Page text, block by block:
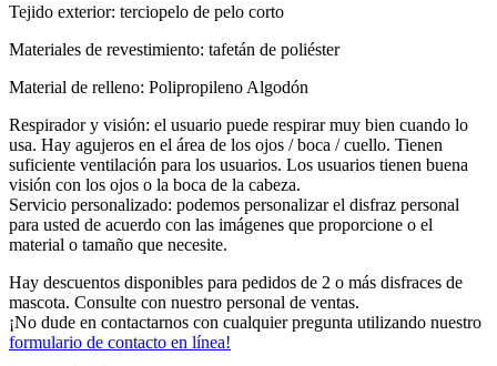
Tejido exterior: terciopelo de pelo corto
Materiales de revestimiento: tafetán de poliéster
Material de relleno: Polipropileno Algodón
Respirador y visión: el usuario puede respirar muy bien cuando lo
usa. Hay agujeros en el área de los ojos / boca / cuello. Tienen
suficiente ventilación para los usuarios. Los usuarios tienen buena
visión con los ojos o la boca de la cabeza.
Servicio personalizado: podemos personalizar el disfraz personal
para usted de acuerdo con las imágenes que proporcione o el
material o tamaño que necesite.
Hay descuentos disponibles para pedidos de 2 o más disfraces de
mascota. Consulte con nuestro personal de ventas.
¡No dude en contactarnos con cualquier pregunta utilizando nuestro
formulario de contacto en línea!